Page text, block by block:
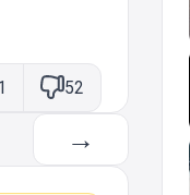
52
→